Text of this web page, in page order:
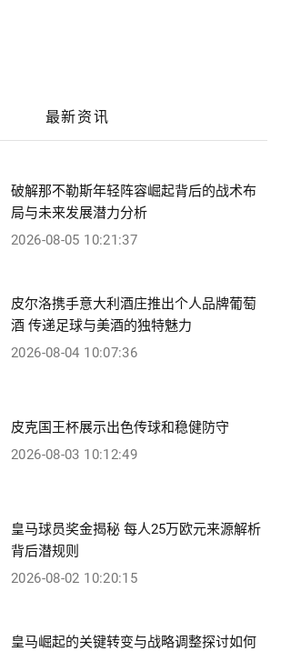
最新资讯
破解那不勒斯年轻阵容崛起背后的战术布
局与未来发展潜力分析
2026-08-05 10:21:37
皮尔洛携手意大利酒庄推出个人品牌葡萄
酒 传递足球与美酒的独特魅力
2026-08-04 10:07:36
皮克国王杯展示出色传球和稳健防守
2026-08-03 10:12:49
皇马球员奖金揭秘 每人25万欧元来源解析
背后潜规则
2026-08-02 10:20:15
皇马崛起的关键转变与战略调整探讨如何